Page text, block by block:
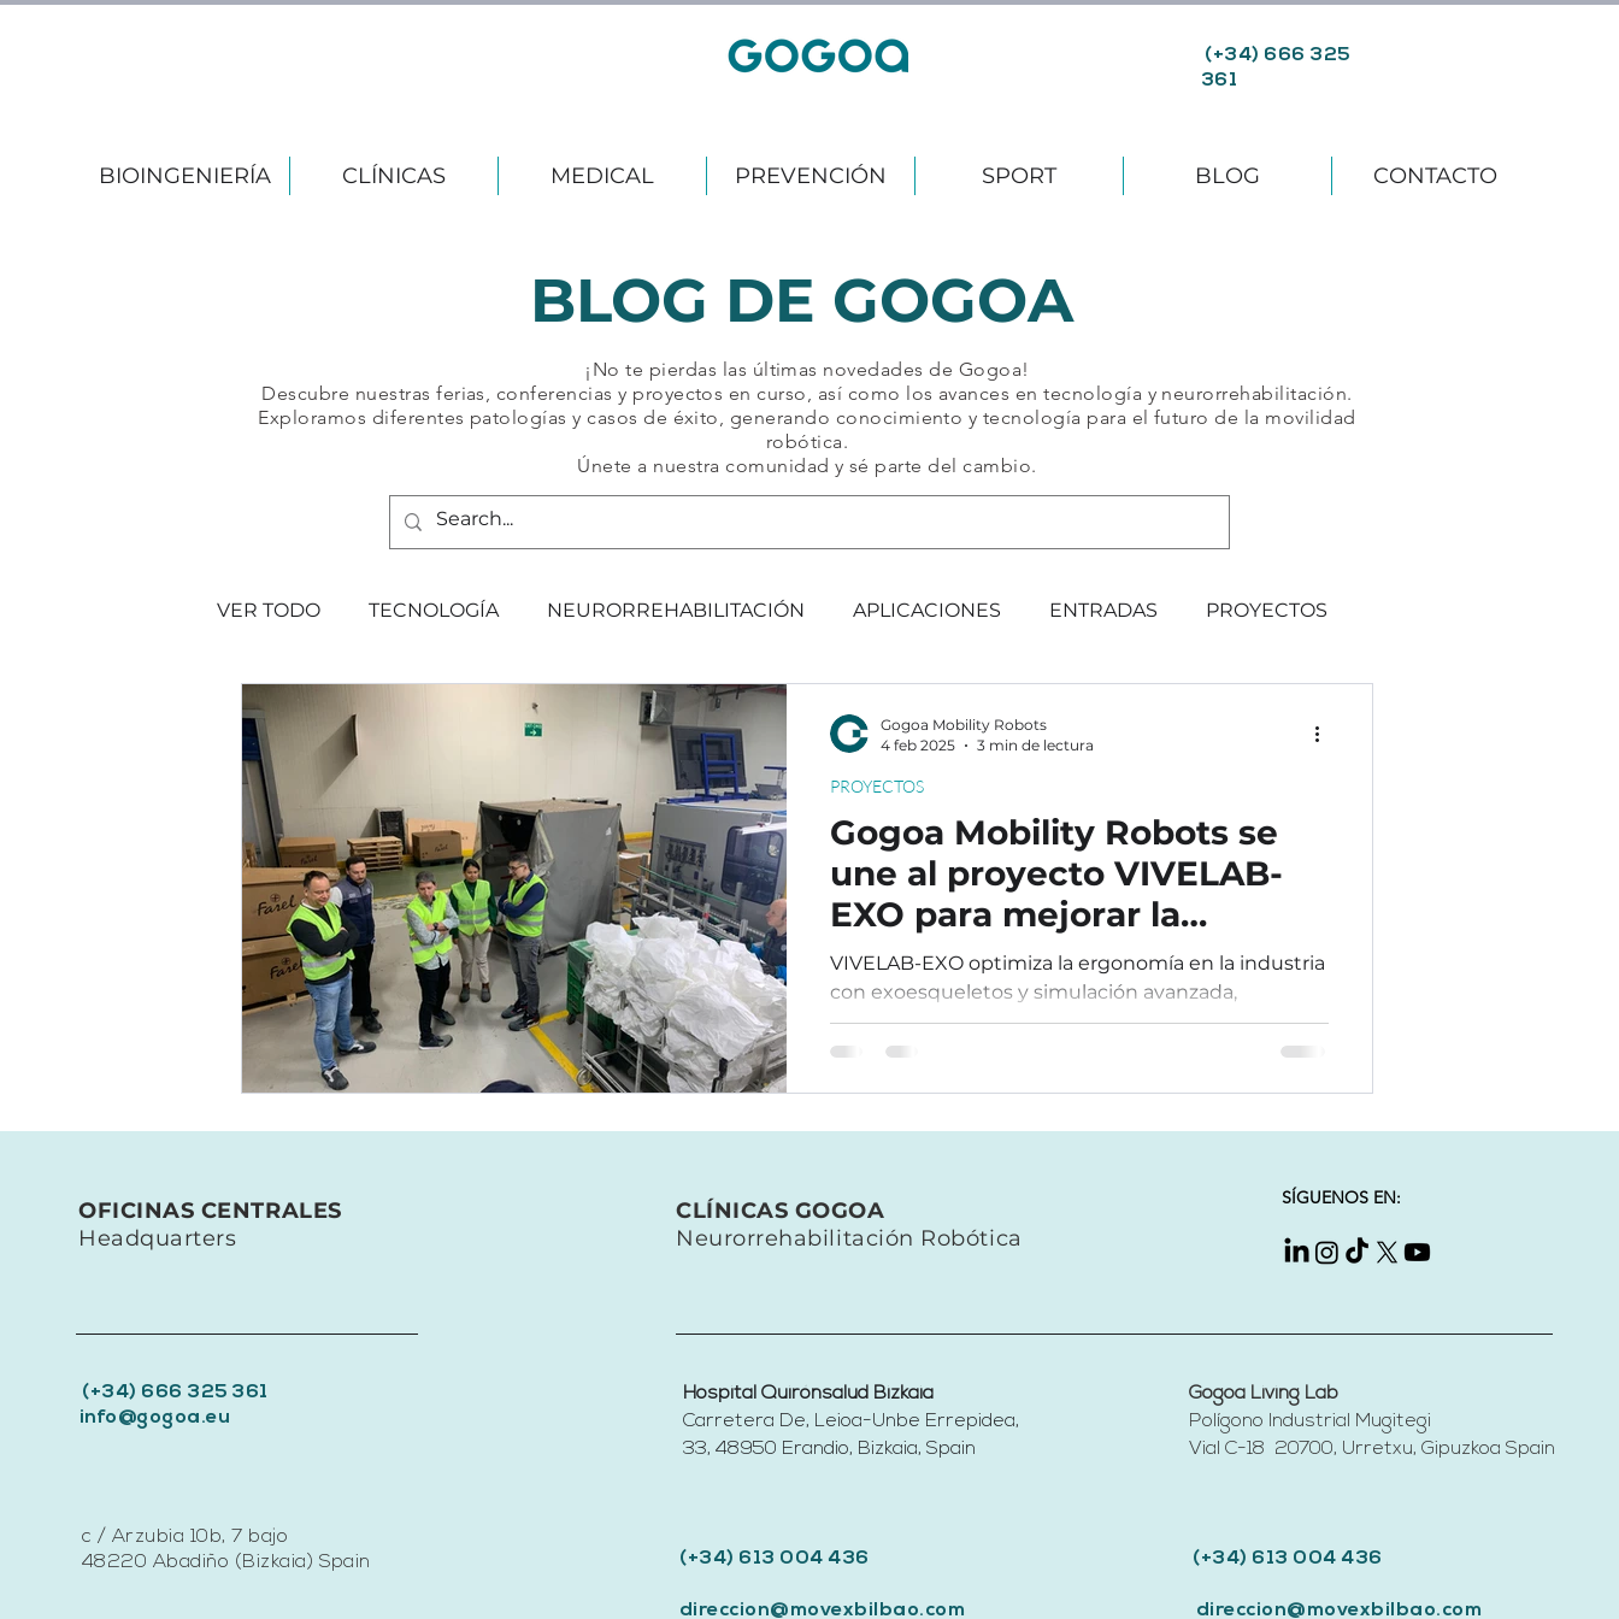
(+34) 666 325
361
BIOINGENIERÍA CLÍNICAS MEDICAL PREVENCIÓN SPORT BLOG CONTACTO
BLOG DE GOGOA
¡No te pierdas las últimas novedades de Gogoa!
Descubre nuestras ferias, conferencias y proyectos en curso, así como los avances en tecnología y neurorrehabilitación.
Exploramos diferentes patologías y casos de éxito, generando conocimiento y tecnología para el futuro de la movilidad
robótica.
Únete a nuestra comunidad y sé parte del cambio.
VER TODO TECNOLOGÍA NEURORREHABILITACIÓN APLICACIONES ENTRADAS PROYECTOS
EVENTOS
Gogoa Mobility Robots se
une al proyecto VIVELAB-
EXO para mejorar la
ergonomía en la industria
VIVELAB-EXO optimiza la ergonomía en la industria
con exoesqueletos y simulación avanzada,
mejorando la eficiencia y reduciendo trastornos.
PROYECTOS
Gogoa Mobility Robots
4 feb 2025
3 min de lectura
OFICINAS CENTRALES
Headquarters
(+34) 666 325 361
info@gogoa.eu
c / Arzubia 10b, 7 bajo
48220 Abadiño (Bizkaia) Spain
CLÍNICAS GOGOA
Neurorrehabilitación Robótica
SÍGUENOS EN:
Hospital Quirónsalud Bizkaia
Carretera De, Leioa-Unbe Errepidea,
33, 48950 Erandio, Bizkaia, Spain​
(+34) 613 004 436
direccion@movexbilbao.com
Gogoa Living Lab
Polígono Industrial Mugitegi
Vial C-18 20700, Urretxu, Gipuzkoa Spain​
(+34) 613 004 436
direccion@movexbilbao.com